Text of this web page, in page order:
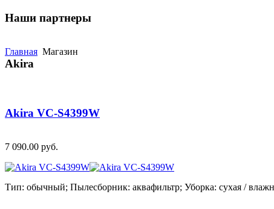
Наши партнеры
Главная Магазин
Akira
Akira VC-S4399W
7 090.00 руб.
Тип: обычный; Пылесборник: аквафильтр; Уборка: сухая /